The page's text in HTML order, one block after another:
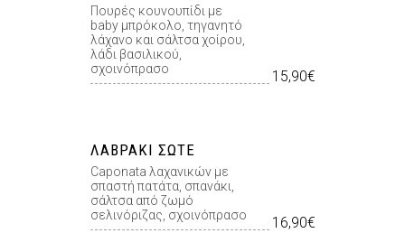
Πουρές κουνουπίδι µε
baby µπρόκολο, τηγανητό
λάχανο και σάλτσα χοίρου,
λάδι βασιλικού,
σχοινόπρασο
15,90€
ΛΑΒΡΆΚΙ ΣΩΤΈ
Caponata λαχανικών µε
σπαστή πατάτα, σπανάκι,
σάλτσα από ζωµό
σελινόριζας, σχοινόπρασο
16,90€